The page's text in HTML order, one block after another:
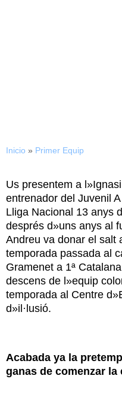
Inicio » Primer Equip
Us presentem a
entrenador del Juvenil
Lliga Nacional 13 anys
després d»uns anys al
Andreu va donar el salt
temporada passada al
Gramenet a 1ª
descens de l»equip
temporada al Centre
d»il·lusió.
Acabada ya la
ganas de comenzar